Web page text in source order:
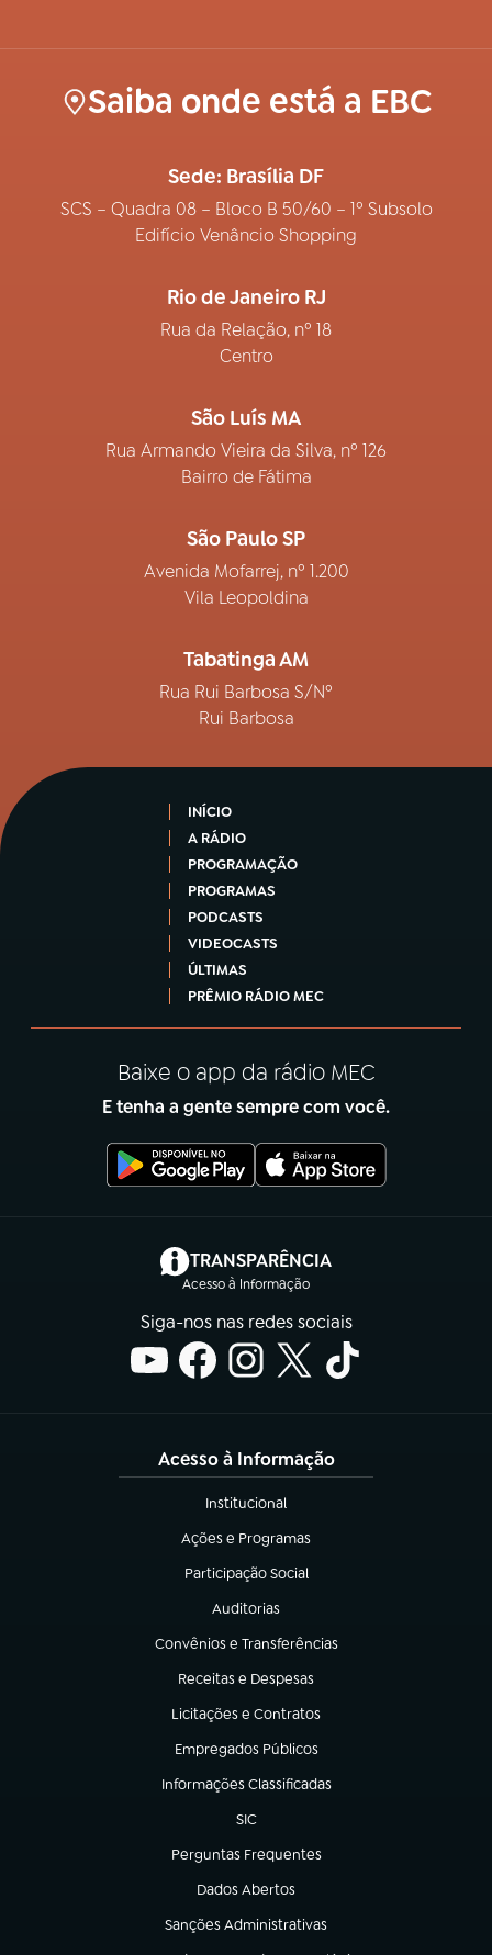
Saiba onde está a EBC
Sede: Brasília DF
SCS – Quadra 08 – Bloco B 50/60 – 1º Subsolo
Edifício Venâncio Shopping
Rio de Janeiro RJ
Rua da Relação, nº 18
Centro
São Luís MA
Rua Armando Vieira da Silva, nº 126
Bairro de Fátima
São Paulo SP
Avenida Mofarrej, nº 1.200
Vila Leopoldina
Tabatinga AM
Rua Rui Barbosa S/Nº
Rui Barbosa
INÍCIO
A RÁDIO
PROGRAMAÇÃO
PROGRAMAS
PODCASTS
VIDEOCASTS
ÚLTIMAS
PRÊMIO RÁDIO MEC
Baixe o app da rádio MEC
E tenha a gente sempre com você.
TRANSPARÊNCIA
Acesso à Informação
(abre em nova aba)
Siga-nos nas redes sociais
Acesso à Informação
Institucional
(abre em nova aba)
Ações e Programas
(abre em nova aba)
Participação Social
(abre em nova aba)
Auditorias
(abre em nova aba)
Convênios e Transferências
(abre em nova aba)
Receitas e Despesas
(abre em nova aba)
Licitações e Contratos
(abre em nova aba)
Empregados Públicos
(abre em nova aba)
Informações Classificadas
(abre em nova aba)
SIC
(abre em nova aba)
Perguntas Frequentes
(abre em nova aba)
Dados Abertos
(abre em nova aba)
Sanções Administrativas
(abre em nova aba)